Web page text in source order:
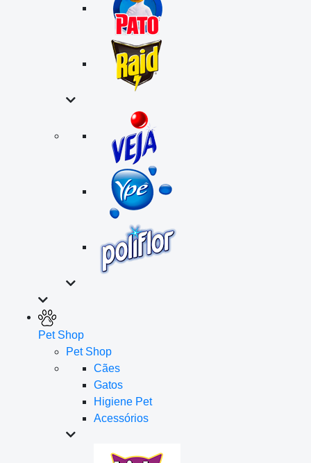
Pet Shop
Pet Shop
Cães
Gatos
Higiene Pet
Acessórios